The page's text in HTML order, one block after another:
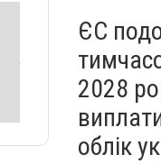
ЄС
2028
облік